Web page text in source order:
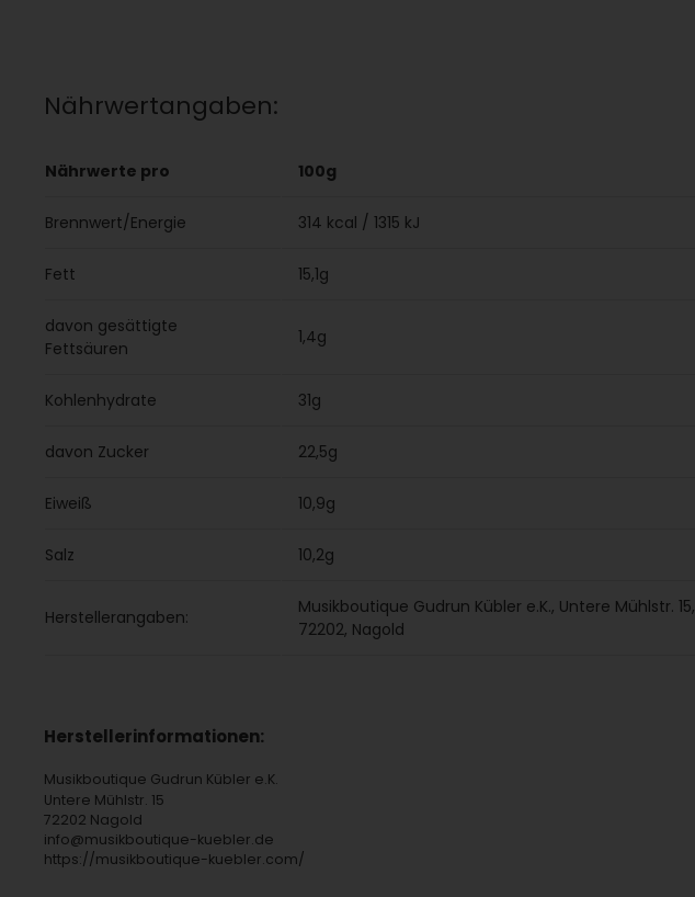
Nährwertangaben:
Nährwerte pro 100g
Brennwert/Energie 314 kcal / 1315 kJ
Fett 15,1g
davon gesättigte
Fettsäuren
1,4g
Kohlenhydrate 31g
davon Zucker 22,5g
Eiweiß 10,9g
Salz 10,2g
Herstellerangaben:
Musikboutique Gudrun Kübler e.K., Untere Mühlstr. 15,
72202, Nagold
Herstellerinformationen:
Musikboutique Gudrun Kübler e.K.
Untere Mühlstr. 15
72202 Nagold
info@musikboutique-kuebler.de
https://musikboutique-kuebler.com/